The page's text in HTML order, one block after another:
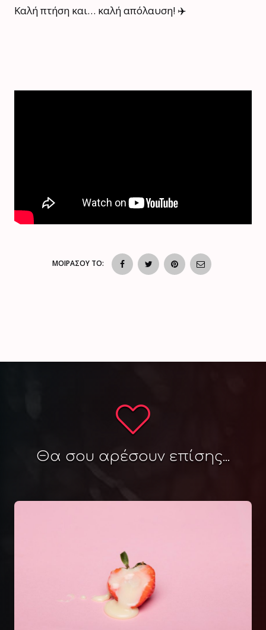
Καλή πτήση και… καλή απόλαυση! ✈️
ΜΟΙΡΑΣΟΥ ΤΟ:
Θα σου αρέσουν επίσης...